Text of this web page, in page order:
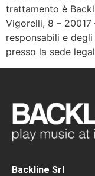
trattamento è
Vigorelli, 8 – 20017
responsabili e
presso la sede
Backline Srl